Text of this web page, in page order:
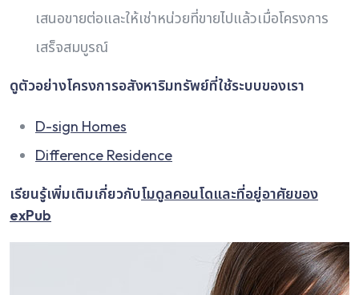
เสนอขายต่อและให้เช่าหน่วยที่ขายไปแล้วเมื่อโครงการ
เสร็จสมบูรณ์
ดูตัวอย่างโครงการอสังหาริมทรัพย์ที่ใช้ระบบของเรา
D-sign Homes
Difference Residence
เรียนรู้เพิ่มเติมเกี่ยวกับโมดูลคอนโดและที่อยู่อาศัยของ
exPub